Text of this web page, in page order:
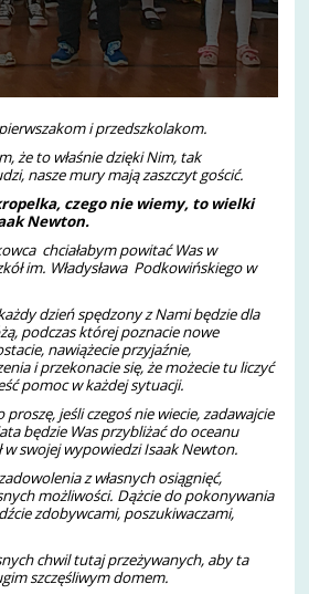
i przedszkolakom.
że to właśnie dzięki Nim, tak
nasze mury mają zaszczyt gościć.
czego nie wiemy, to wielki
Newton.
chciałabym powitać Was w
im. Władysława Podkowińskiego w
dzień spędzony z Nami będzie dla
podczas której poznacie nowe
nawiążecie przyjaźnie,
i przekonacie się, że możecie tu liczyć
pomoc w każdej sytuacji.
proszę, jeśli czegoś nie wiecie, zadawajcie
będzie Was przybliżać do oceanu
swojej wypowiedzi Isaak Newton.
z własnych osiągnięć,
możliwości. Dążcie do pokonywania
zdobywcami, poszukiwaczami,
chwil tutaj przeżywanych, aby ta
szczęśliwym domem.